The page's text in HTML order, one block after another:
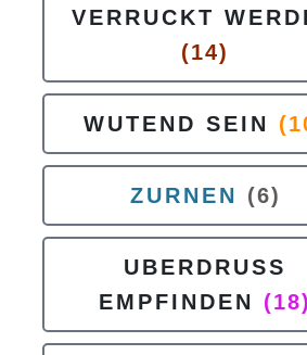
VERRUCKT
(14)
WUTEND SEIN
ZURNEN (6)
UBERDRUSS
EMPFINDEN
(18)